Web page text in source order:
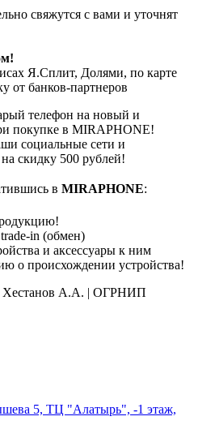
свяжутся с вами и уточнят
Я.Сплит, Долями, по карте
от банков-партнеров
телефон на новый и
покупке в MIRAPHONE!
социальные сети и
скидку 500 рублей!
в MIRAPHONE:
in (обмен)
и аксессуары к ним
о происхождении устройства!
Хестанов А.А. | ОГРНИП
5, ТЦ "Алатырь", -1 этаж,